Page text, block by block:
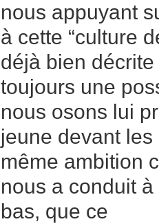
nous appuyant
à cette “culture
déjà bien
toujours une
nous osons lui
jeune devant
même ambition
nous a conduit
bas, que ce